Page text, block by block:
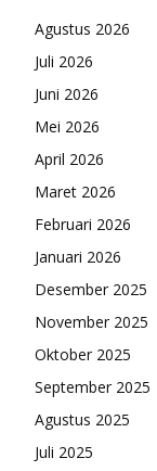
Agustus 2026
Juli 2026
Juni 2026
Mei 2026
April 2026
Maret 2026
Februari 2026
Januari 2026
Desember 2025
November 2025
Oktober 2025
September 2025
Agustus 2025
Juli 2025